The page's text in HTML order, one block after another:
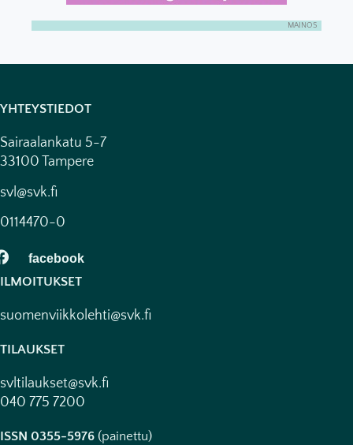
MAINOS
YHTEYSTIEDOT
Sairaalankatu 5-7
33100 Tampere
svl@svk.fi
0114470-0
ILMOITUKSET
suomenviikkolehti@svk.fi
TILAUKSET
svltilaukset@svk.fi
040 775 7200
ISSN 0355-5976 (painettu)